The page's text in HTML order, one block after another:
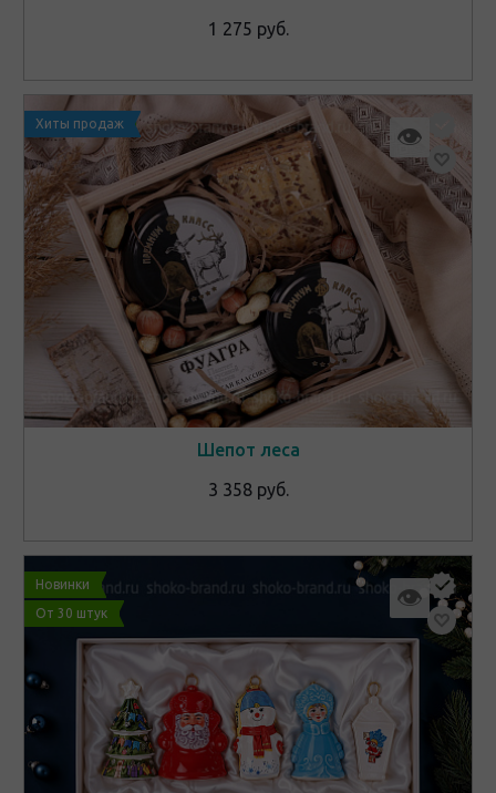
1 275 руб.
Хиты продаж 👁
Шепот леса
3 358 руб.
Новинки
От 30 штук
👁